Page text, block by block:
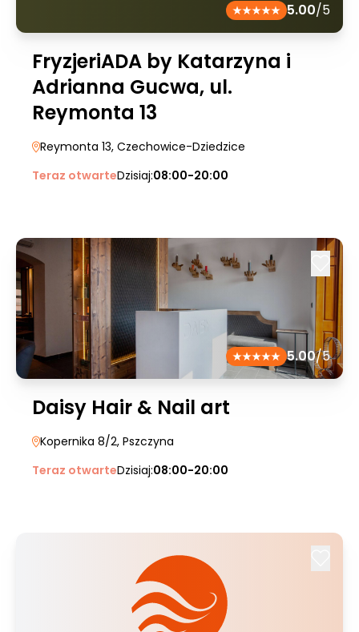
5.00/5
FryzjeriADA by Katarzyna i
Adrianna Gucwa, ul.
Reymonta 13
Reymonta 13, Czechowice-Dziedzice
Teraz otwarteDzisiaj:08:00-20:00
5.00/5
Daisy Hair & Nail art
Kopernika 8/2, Pszczyna
Teraz otwarteDzisiaj:08:00-20:00